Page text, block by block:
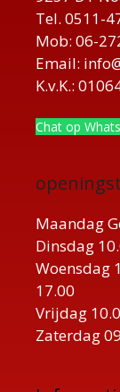
Tel. 0511-
Mob: 06-
Email:
K.v.K.:
Chat op
Maandag
Dinsdag
Woensdag
17.00
Vrijdag
Zaterdag